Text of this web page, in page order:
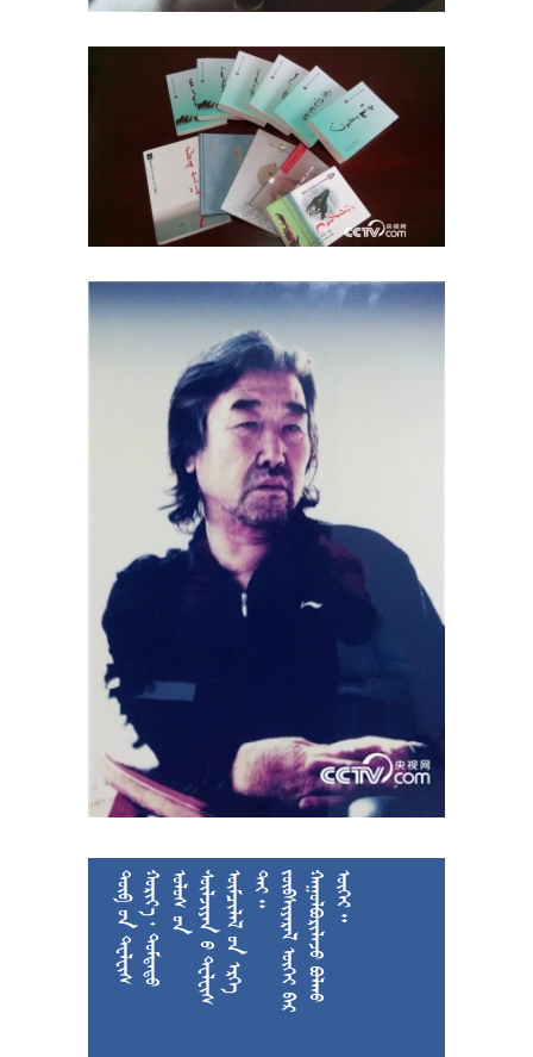

































































  






































 